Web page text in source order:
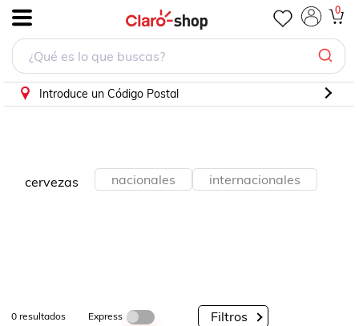
0
Introduce un Código Postal
cervezas nacionales internacionales
0resultados Express Filtros
PorCategorías
PorMarcas
PorDescuento